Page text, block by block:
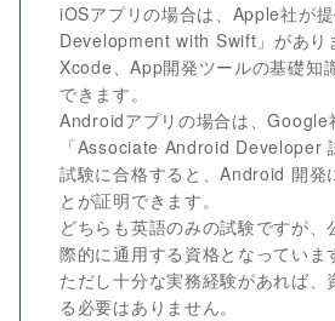
iOSアプリの場合は、Apple社が
Development with Swift」があり
Xcode、App開発ツールの基礎知
できます。
Androidアプリの場合は、Google
「Associate Android Developer
試験に合格すると、Android 開発
とが証明できます。
どちらも英語のみの試験ですが、
際的に通用する資格となっていま
ただし十分な実務経験があれば、
る必要はありません。